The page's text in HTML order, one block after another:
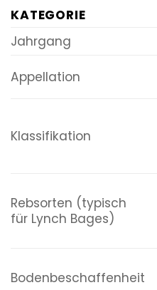
KATEGORIE
Jahrgang
Appellation
Klassifikation
Rebsorten (typisch
für Lynch Bages)
Bodenbeschaffenheit